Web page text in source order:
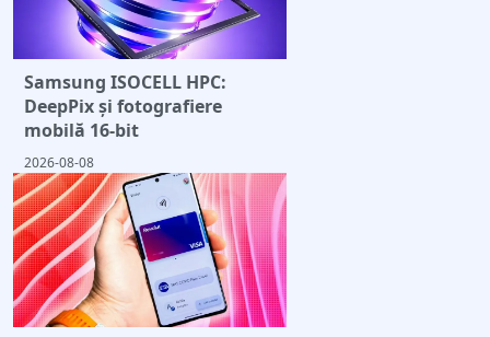
Samsung ISOCELL HPC:
DeepPix și fotografiere
mobilă 16-bit
2026-08-08